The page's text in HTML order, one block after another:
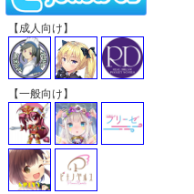
【成人向け】
【一般向け】